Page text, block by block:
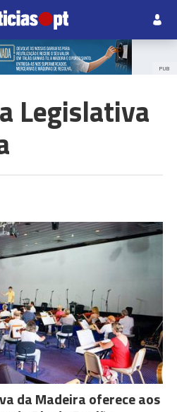
PUB
Legislativa
da Madeira oferece aos